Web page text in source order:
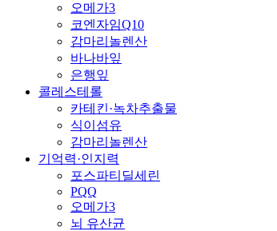
오메가3
코엔자임Q10
감마리놀렌산
바나바잎
은행잎
콜레스테롤
카테킨·녹차추출물
식이섬유
감마리놀렌산
기억력·인지력
포스파티딜세린
PQQ
오메가3
뇌 유산균